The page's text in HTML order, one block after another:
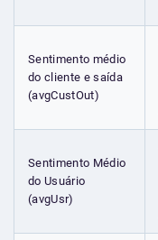
Sentimento médio
do cliente e saída
(avgCustOut)
Sentimento Médio
do Usuário
(avgUsr)